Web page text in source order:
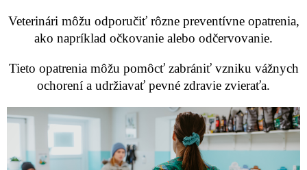
Veterinári môžu odporučiť rôzne preventívne opatrenia,
ako napríklad očkovanie alebo odčervovanie.
Tieto opatrenia môžu pomôcť zabrániť vzniku vážnych
ochorení a udržiavať pevné zdravie zvieraťa.